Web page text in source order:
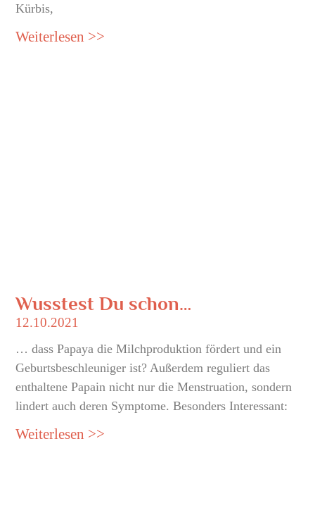
Kürbis,
Weiterlesen >>
Wusstest Du schon…
12.10.2021
… dass Papaya die Milchproduktion fördert und ein
Geburtsbeschleuniger ist? Außerdem reguliert das
enthaltene Papain nicht nur die Menstruation, sondern
lindert auch deren Symptome. Besonders Interessant:
Weiterlesen >>